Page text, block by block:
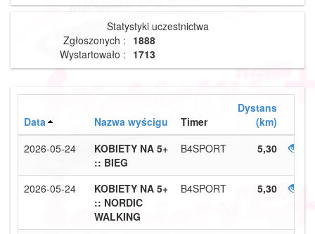
Statystyki uczestnictwa
Zgłoszonych : 1888
Wystartowało : 1713
Data Nazwa wyścigu Timer
Dystans
(km)
2026-05-24
KOBIETY NA 5+
:: BIEG
B4SPORT 5,30
2026-05-24
KOBIETY NA 5+
:: NORDIC
WALKING
B4SPORT 5,30